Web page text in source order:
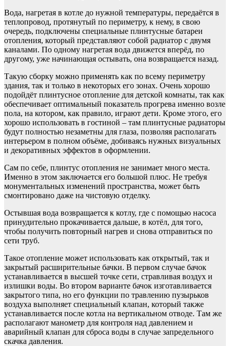
Вода, нагретая в котле до нужной температуры, передаётся в
теплопровод, протянутый по периметру, к нему, в свою
очередь, подключены специальные плинтусные батареи
отопления, который представляют собой радиатор с двумя
каналами. По одному нагретая вода движется вперёд, по
другому, уже начинающая остывать, она возвращается назад.
Такую сборку можно применять как по всему периметру
здания, так и только в некоторых его зонах. Очень хорошо
подойдёт плинтусное отопление для детской комнаты, так как
обеспечивает оптимальный показатель прогрева именно возле
пола, на котором, как правило, играют дети. Кроме этого, его
хорошо использовать в гостиной – там плинтусные радиаторы
будут полностью незаметны для глаза, позволяя располагать
интерьером в полном объёме, добиваясь нужных визуальных
и декоративных эффектов в оформлении.
Сам по себе, плинтус отопления не занимает много места.
Именно в этом заключается его большой плюс. Не требуя
монументальных изменений пространства, может быть
смонтировано даже на чистовую отделку.
Остывшая вода возвращается к котлу, где с помощью насоса
принудительно прокачивается дальше, в котёл, для того,
чтобы получить повторный нагрев и снова отправиться по
сети труб.
Такое отопление может использовать как открытый, так и
закрытый расширительные бачки. В первом случае бачок
устанавливается в высшей точке сети, стравливая воздух и
излишки воды. Во втором варианте бачок изготавливается
закрытого типа, но его функции по травлению пузырьков
воздуха выполняет специальный клапан, который также
устанавливается после котла на вертикальном отводе. Там же
располагают манометр для контроля над давлением и
аварийный клапан для сброса воды в случае запредельного
скачка давления.